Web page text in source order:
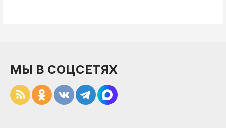
МЫ В СОЦСЕТЯХ